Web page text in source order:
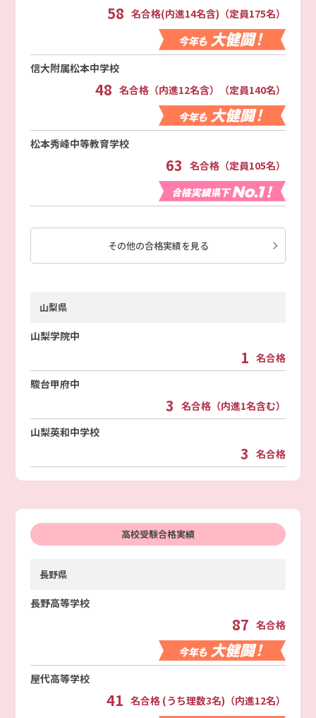
58 名合格(内進14名含)（定員175名）
信大附属松本中学校
48 名合格（内進12名含）（定員140名）
松本秀峰中等教育学校
63 名合格（定員105名）
その他の合格実績を見る
山梨県
山梨学院中
1 名合格
駿台甲府中
3
名合格（内進1名含む）
山梨英和中学校
3 名合格
高校受験合格実績
長野県
長野高等学校
87 名合格
屋代高等学校
41 名合格 (うち理数3名)（内進12名）